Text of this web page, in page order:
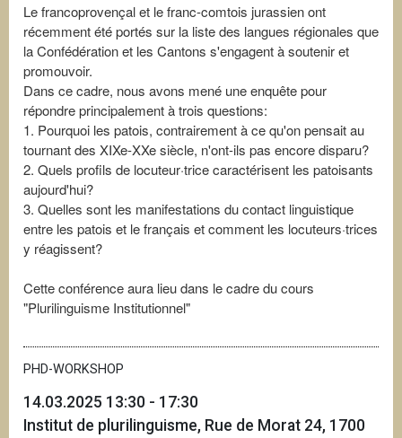
Le francoprovençal et le franc-comtois jurassien ont
récemment été portés sur la liste des langues régionales que
la Confédération et les Cantons s'engagent à soutenir et
promouvoir.
Dans ce cadre, nous avons mené une enquête pour
répondre principalement à trois questions:
1. Pourquoi les patois, contrairement à ce qu'on pensait au
tournant des XIXe-XXe siècle, n'ont-ils pas encore disparu?
2. Quels profils de locuteur·trice caractérisent les patoisants
aujourd'hui?
3. Quelles sont les manifestations du contact linguistique
entre les patois et le français et comment les locuteurs·trices
y réagissent?
Cette conférence aura lieu dans le cadre du cours
"Plurilinguisme Institutionnel"
PHD-WORKSHOP
14.03.2025 13:30 - 17:30
Institut de plurilinguisme, Rue de Morat 24, 1700